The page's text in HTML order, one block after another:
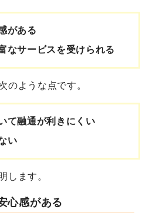
がある
なサービスを受けられる
のような点です。
て融通が利きにくい
い
します。
心感がある